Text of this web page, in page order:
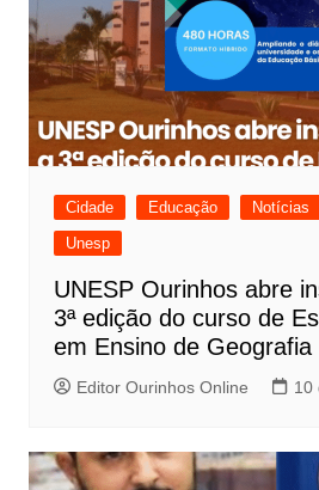
Cidade Educação Notícias
Unesp
UNESP Ourinhos abre
3ª edição do curso de
em Ensino de Geografia
Editor Ourinhos Online 10